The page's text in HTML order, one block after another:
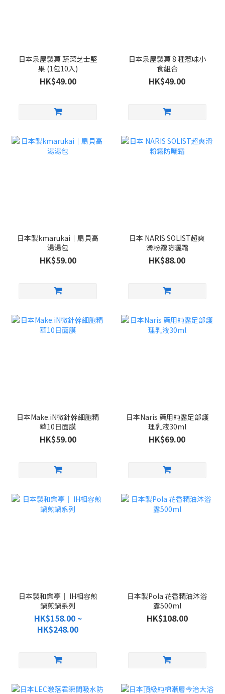
日本泉屋製菓 蔬菜芝士堅
果 (1包10入)
HK$49.00
日本泉屋製菓 8 種惹味小
食組合
HK$49.00
日本製kmarukai｜扇貝高
湯湯包
HK$59.00
日本 NARIS SOLIST超爽
滑粉霧防曬霜
HK$88.00
日本Make.iN微針幹細胞精
華10日面膜
HK$59.00
日本Naris 藥用純露足部護
理乳液30ml
HK$69.00
日本製和樂亭｜ IH相容煎
鍋煎鍋系列
HK$158.00 ~
HK$248.00
日本製Pola 花香精油沐浴
露500ml
HK$108.00